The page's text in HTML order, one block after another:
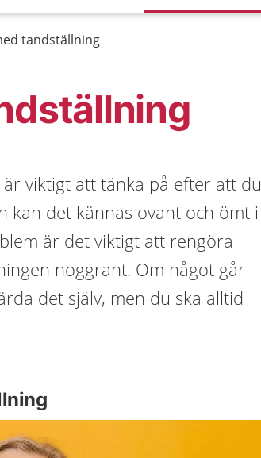
tandställning
viktigt att tänka på efter att du
kan det kännas ovant och ömt i
är det viktigt att rengöra
noggrant. Om något går
det själv, men du ska alltid